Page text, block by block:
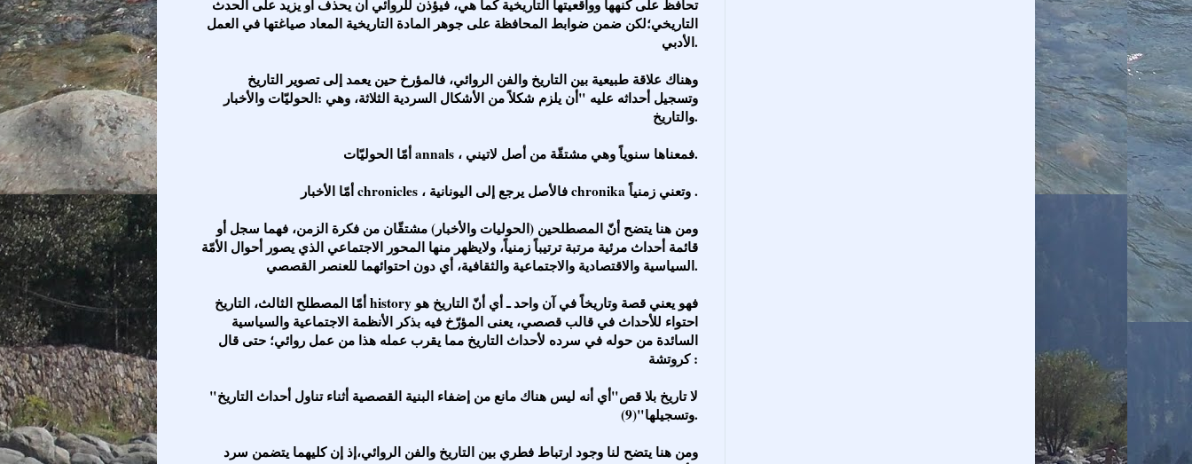
تحافظ على كنهها وواقعيتها التاريخية كما هي، فيؤذن للروائي أن يحذف أو يزيد على الحدث
التاريخي؛لكن ضمن ضوابط المحافظة على جوهر المادة التاريخية المعاد صياغتها في العمل
الأدبي.
وتسجيل أحداثه عليه "أن يلزم شكلاً من الأشكال السردية الثلاثة، وهي :الحوليّات والأخبار
والتاريخ.
أمّا الحوليّات annals ، فمعناها سنوياً وهي مشتقّة من أصل لاتيني.
أمّا الأخبار chronicles ، فالأصل يرجع إلى اليونانية chronika وتعني زمنياً .
قائمة أحداث مرئية مرتبة ترتيباً زمنياً، ولايظهر منها المحور الاجتماعي الذي يصور أحوال الأمّة
السياسية والاقتصادية والاجتماعية والثقافية، أي دون احتوائهما للعنصر القصصي.
احتواء للأحداث في قالب قصصي، يعنى المؤرّخ فيه بذكر الأنظمة الاجتماعية والسياسية
السائدة من حوله في سرده لأحداث التاريخ مما يقرب عمله هذا من عمل روائي؛ حتى قال
كروتشة :
"لا تاريخ بلا قص"أي أنه ليس هناك مانع من إضفاء البنية القصصية أثناء تناول أحداث التاريخ
وتسجيلها"(9).